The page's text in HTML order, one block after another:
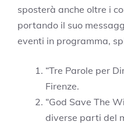
sposterà anche oltre i
portando il suo
eventi in programma,
“Tre Parole per
Firenze.
“God Save The
diverse parti del